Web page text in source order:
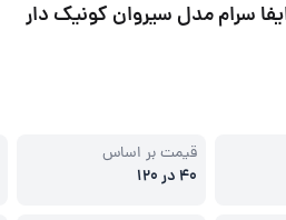
سرام مدل سیروان کونیک دار
قیمت بر اساس
40 در 120